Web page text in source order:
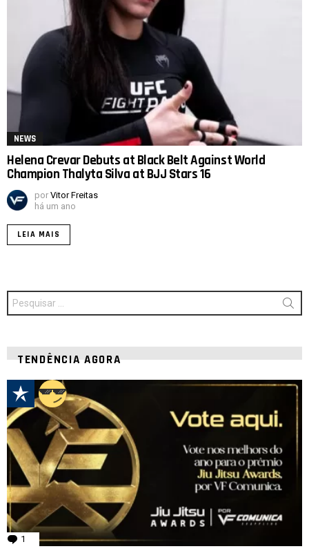
NEWS
Helena Crevar Debuts at Black Belt Against World
Champion Thalyta Silva at BJJ Stars 16
por Vitor Freitas
há um ano
LEIA MAIS
Procurar
por:
TENDÊNCIA AGORA
1 comentário